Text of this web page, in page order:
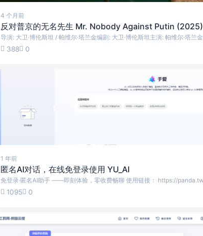
4 个月前
反对普京的无名先生 Mr. Nobody Against Putin (2025)
388 0
1 年前
匿名AI对话，在线免登录使用 YU_AI
1095 0